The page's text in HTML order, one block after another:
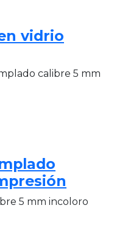
vidrio
calibre 5 mm
5 mm incoloro